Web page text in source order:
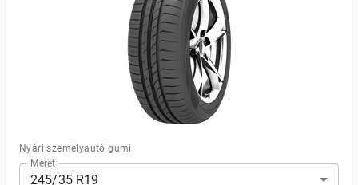
Nyári személyautó gumi
Méret
245/35 R19